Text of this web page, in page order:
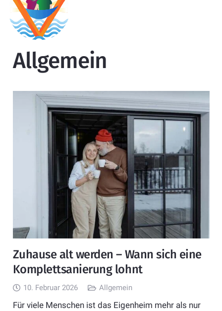
Allgemein
Zuhause alt werden – Wann sich eine
Komplettsanierung lohnt
10. Februar 2026 Allgemein
Für viele Menschen ist das Eigenheim mehr als nur